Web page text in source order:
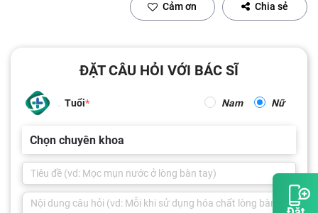
Cảm ơn Chia sẻ
ĐẶT CÂU HỎI VỚI BÁC SĨ
Tuổi Nam Nữ
Chọn chuyên khoa